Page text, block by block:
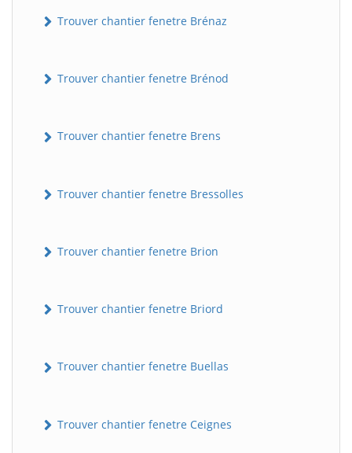
Trouver chantier fenetre Brénaz
Trouver chantier fenetre Brénod
Trouver chantier fenetre Brens
Trouver chantier fenetre Bressolles
Trouver chantier fenetre Brion
Trouver chantier fenetre Briord
Trouver chantier fenetre Buellas
Trouver chantier fenetre Ceignes